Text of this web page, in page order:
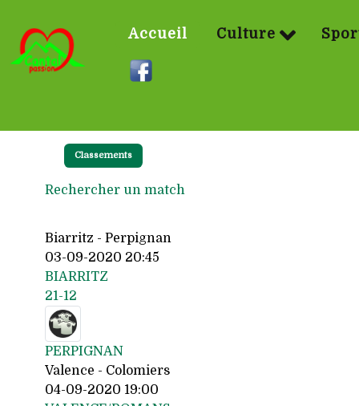
Accueil Culture
Classements
Rechercher un match
Biarritz - Perpignan
03-09-2020 20:45
BIARRITZ
21-12
PERPIGNAN
Valence - Colomiers
04-09-2020 19:00